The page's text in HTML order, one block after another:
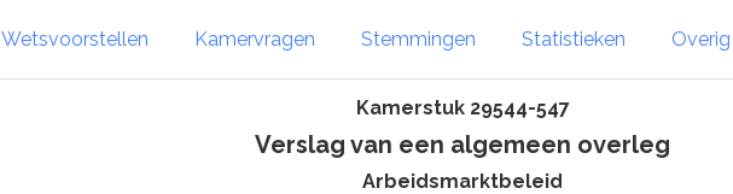
Wetsvoorstellen Kamervragen Stemmingen Statistieken
Kamerstuk 29544-547
Verslag van een algemeen overleg
Arbeidsmarktbeleid